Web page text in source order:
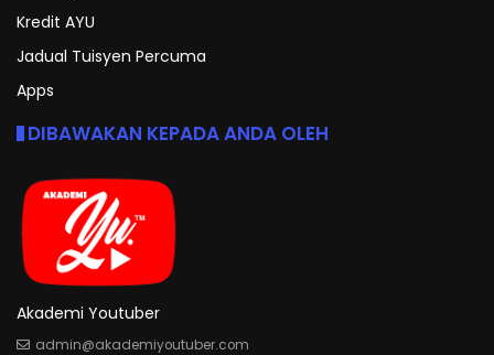
Kredit AYU
Jadual Tuisyen Percuma
Apps
DIBAWAKAN KEPADA ANDA OLEH
Akademi Youtuber
admin@akademiyoutuber.com